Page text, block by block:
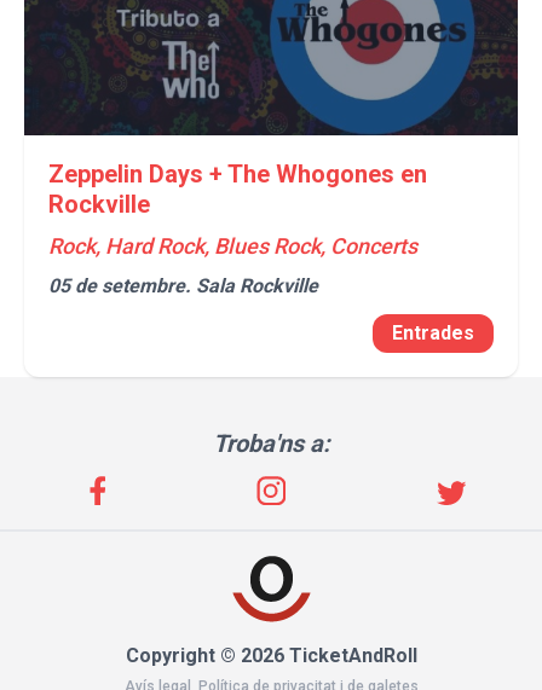
Zeppelin Days + The Whogones en
Rockville
Rock, Hard Rock, Blues Rock, Concerts
05 de setembre. Sala Rockville
Entrades
Troba'ns a:
Copyright © 2026 TicketAndRoll
Avís legal Política de privacitat i de galetes